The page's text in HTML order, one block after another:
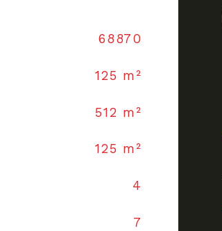
68870
125 m²
512 m²
125 m²
4
7